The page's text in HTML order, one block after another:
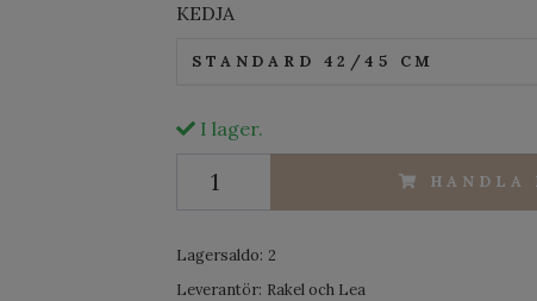
KEDJA
STANDARD 42/45 CM
I lager.
HANDLA
Lagersaldo: 2
Leverantör: Rakel och Lea